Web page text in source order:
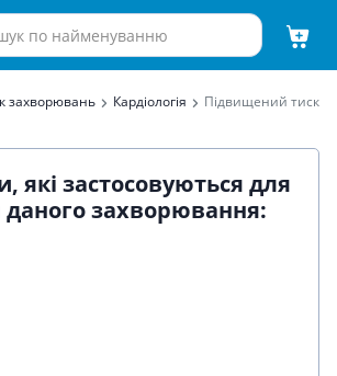
захворювань Кардіологія Підвищений тиск
які застосовуються для
даного захворювання: